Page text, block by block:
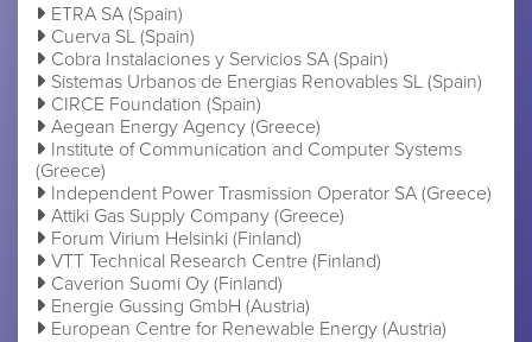
ETRA SA (Spain)
Cuerva SL (Spain)
Cobra Instalaciones y Servicios SA (Spain)
Sistemas Urbanos de Energias Renovables SL (Spain)
CIRCE Foundation (Spain)
Aegean Energy Agency (Greece)
Institute of Communication and Computer Systems
(Greece)
Independent Power Trasmission Operator SA (Greece)
Attiki Gas Supply Company (Greece)
Forum Virium Helsinki (Finland)
VTT Technical Research Centre (Finland)
Caverion Suomi Oy (Finland)
Energie Gussing GmbH (Austria)
European Centre for Renewable Energy (Austria)